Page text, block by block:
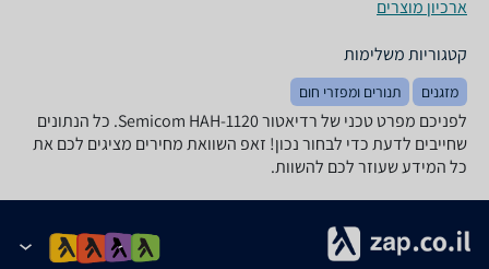
ארכיון מוצרים
קטגוריות משלימות
מזגנים תנורים ומפזרי חום
לפניכם מפרט טכני של רדיאטור Semicom HAH-1120. כל הנתונים
שחייבים לדעת כדי לבחור נכון! זאפ השוואת מחירים מציגים לכם את
כל המידע שעוזר לכם להשוות.